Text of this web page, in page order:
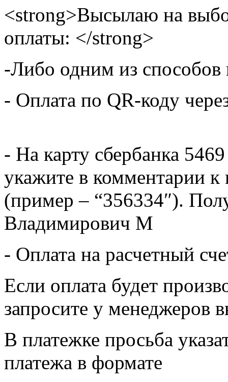
<strong>Высылаю на
оплаты: </strong>
-Либо одним из
- Оплата по QR-коду
- На карту сбербанка
укажите в комментарии к
(пример – “356334″).
Владимирович М
- Оплата на расчетный
Если оплата будет
запросите у менеджеров
В платежке просьба
платежа в формате